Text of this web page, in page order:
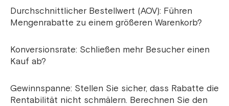
Durchschnittlicher Bestellwert (AOV): Führen
Mengenrabatte zu einem größeren Warenkorb?
Konversionsrate: Schließen mehr Besucher einen
Kauf ab?
Gewinnspanne: Stellen Sie sicher, dass Rabatte die
Rentabilität nicht schmälern. Berechnen Sie den